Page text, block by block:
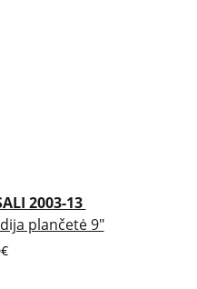
2003-13
plančetė 9"